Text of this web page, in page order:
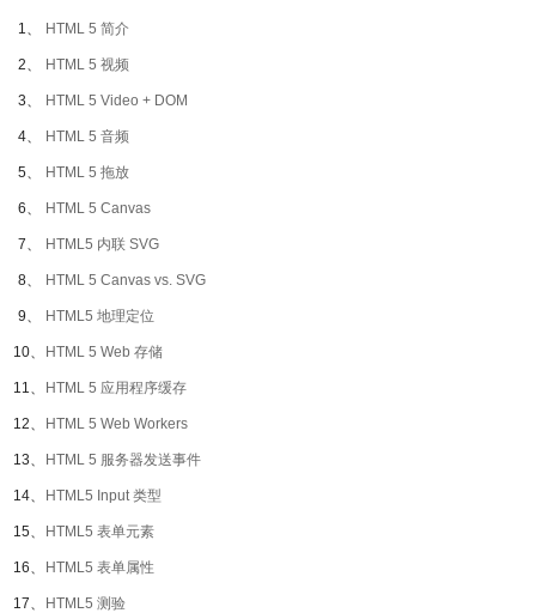
1、 HTML 5 简介
2、 HTML 5 视频
3、 HTML 5 Video + DOM
4、 HTML 5 音频
5、 HTML 5 拖放
6、 HTML 5 Canvas
7、 HTML5 内联 SVG
8、 HTML 5 Canvas vs. SVG
9、 HTML5 地理定位
10、 HTML 5 Web 存储
11、 HTML 5 应用程序缓存
12、 HTML 5 Web Workers
13、 HTML 5 服务器发送事件
14、 HTML5 Input 类型
15、 HTML5 表单元素
16、 HTML5 表单属性
17、 HTML5 测验